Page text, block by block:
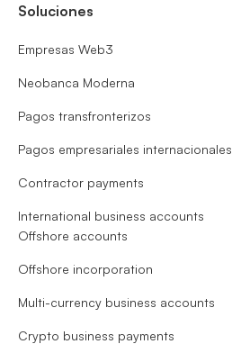
Soluciones
Empresas Web3
Neobanca Moderna
Pagos transfronterizos
Pagos empresariales internacionales
Contractor payments
International business accounts
Offshore accounts
Offshore incorporation
Multi-currency business accounts
Crypto business payments